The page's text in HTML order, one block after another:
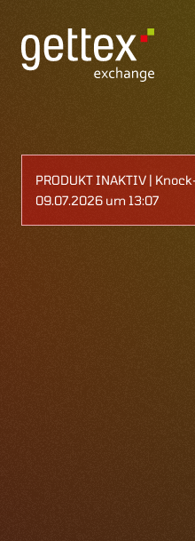
PRODUKT INAKTIV |
09.07.2026 um 13:07